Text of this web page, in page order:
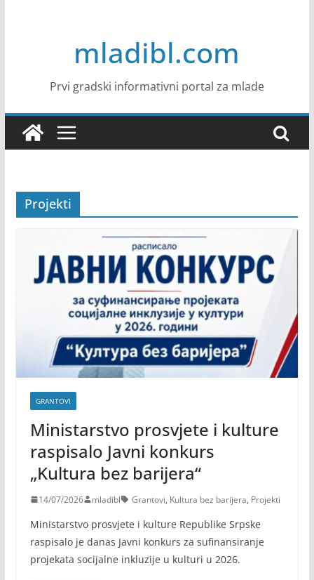
mladibl.com
Prvi gradski informativni portal za mlade
Projekti
GRANTOVI
Ministarstvo prosvjete i kulture
raspisalo Javni konkurs
„Kultura bez barijera“
14/07/2026 mladibl Grantovi, Kultura bez barijera, Projekti
Ministarstvo prosvjete i kulture Republike Srpske
raspisalo je danas Javni konkurs za sufinansiranje
projekata socijalne inkluzije u kulturi u 2026.